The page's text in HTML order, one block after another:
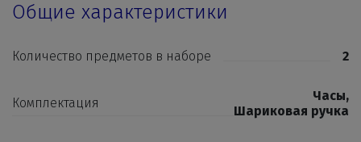
Общие характеристики
Количество предметов в наборе 2
Комплектация Часы,
Шариковая ручка